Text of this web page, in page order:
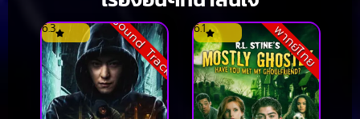
Sound Track
6.3 พากย์ไทย
6.1